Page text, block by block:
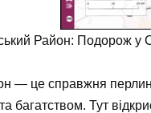
Район: Подорож у
— це справжня
багатством. Тут